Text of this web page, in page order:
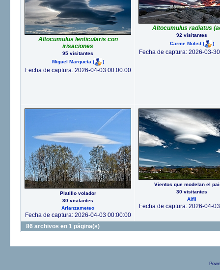
Altocumulus lenticularis con
irisaciones
95 visitantes
Miguel Marqueta ( )
Fecha de captura: 2026-04-03 00:00:00
Altocumulus radiatus
92 visitantes
Carme Molist( )
Fecha de captura: 2026-03-
Platillo volador
30 visitantes
Arlanzameteo
Fecha de captura: 2026-04-03 00:00:00
Vientos que modelan el
30 visitantes
Alfil
Fecha de captura: 2026-04-
86 archivos en 1 página(s)